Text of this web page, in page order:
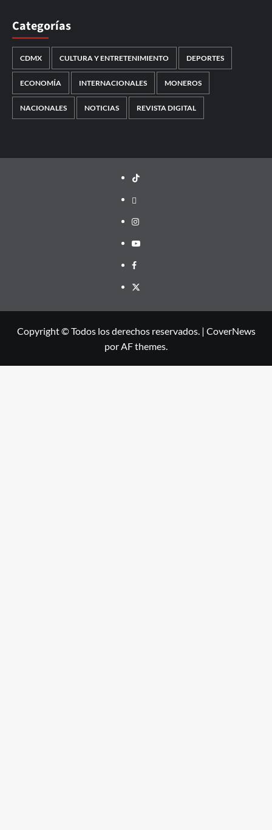
Categorías
CDMX CULTURA Y ENTRETENIMIENTO DEPORTES
ECONOMÍA INTERNACIONALES MONEROS
NACIONALES NOTICIAS REVISTA DIGITAL
TikTok
threads
Instagram
Youtube
Facebook
X
Copyright © Todos los derechos reservados. | CoverNews
por AF themes.